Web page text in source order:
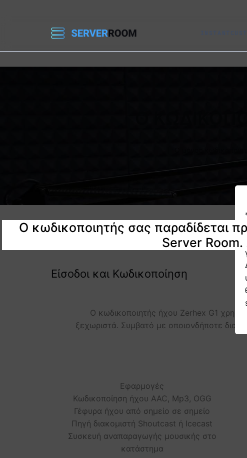
Ο μόνος
Ο κωδικοποιητής σας παραδίδεται
Server
Είσοδοι και Κωδικοποίηση
Ο κωδικοποιητής ήχου Zerhex G1
ξεχωριστά. Συμβατό με οποιονδήποτε
Εφαρμογές
Κωδικοποίηση ήχου AAC, Mp3, OGG
Γέφυρα ήχου από σημείο σε σημείο
Πηγή διακομιστή Shoutcast ή Icecast
Συσκευή αναπαραγωγής μουσικής στο
κατάστημα